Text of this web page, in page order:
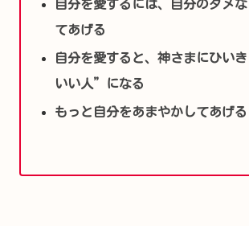
自分を愛するには、自分のダメ
てあげる
自分を愛すると、神さまにひい
いい人”になる
もっと自分をあまやかしてあげ